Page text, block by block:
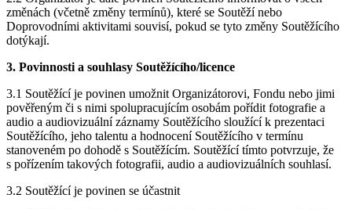
změnách (včetně změny termínů), které se Soutěží nebo
Doprovodními aktivitami souvisí, pokud se tyto změny Soutěžícího
dotýkají.
3. Povinnosti a souhlasy Soutěžícího/licence
3.1 Soutěžící je povinen umožnit Organizátorovi, Fondu nebo jimi
pověřeným či s nimi spolupracujícím osobám pořídit fotografie a
audio a audiovizuální záznamy Soutěžícího sloužící k prezentaci
Soutěžícího, jeho talentu a hodnocení Soutěžícího v termínu
stanoveném po dohodě s Soutěžícím. Soutěžící tímto potvrzuje, že
s pořízením takových fotografii, audio a audiovizuálních souhlasí.
3.2 Soutěžící je povinen se účastnit